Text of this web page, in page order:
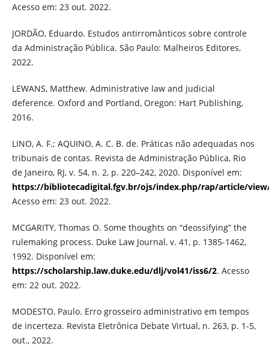
Acesso em: 23 out. 2022.
JORDÃO, Eduardo. Estudos antirromânticos sobre controle
da Administração Pública. São Paulo: Malheiros Editores,
2022.
LEWANS, Matthew. Administrative law and judicial
deference. Oxford and Portland, Oregon: Hart Publishing,
2016.
LINO, A. F.; AQUINO, A. C. B. de. Práticas não adequadas nos
tribunais de contas. Revista de Administração Pública, Rio
de Janeiro, RJ, v. 54, n. 2, p. 220–242, 2020. Disponível em:
https://bibliotecadigital.fgv.br/ojs/index.php/rap/article/
Acesso em: 23 out. 2022.
MCGARITY, Thomas O. Some thoughts on “deossifying” the
rulemaking process. Duke Law Journal, v. 41, p. 1385-1462,
1992. Disponível em:
https://scholarship.law.duke.edu/dlj/vol41/iss6/2. Acesso
em: 22 out. 2022.
MODESTO, Paulo. Erro grosseiro administrativo em tempos
de incerteza. Revista Eletrônica Debate Virtual, n. 263, p. 1-5,
out., 2022.